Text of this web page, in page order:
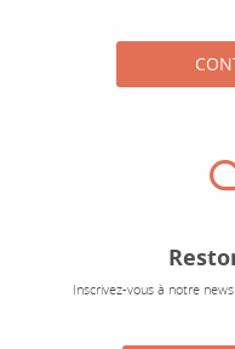
Inscrivez-vous à notre